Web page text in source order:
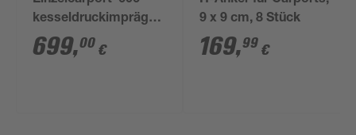
kesseldruckimprägniert
300 x 600 cm
699,00 €
9 x 9 cm, 8 Stück
169,99 €